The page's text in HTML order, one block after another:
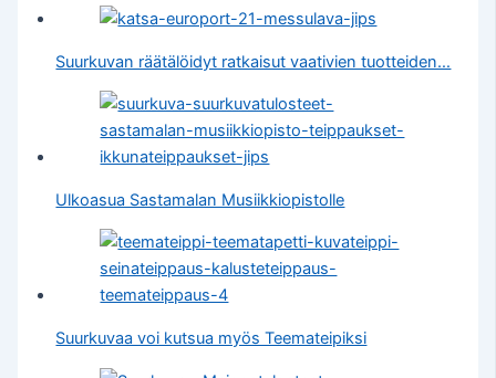
Suurkuvan räätälöidyt ratkaisut vaativien tuotteiden…
Ulkoasua Sastamalan Musiikkiopistolle
Suurkuvaa voi kutsua myös Teemateipiksi